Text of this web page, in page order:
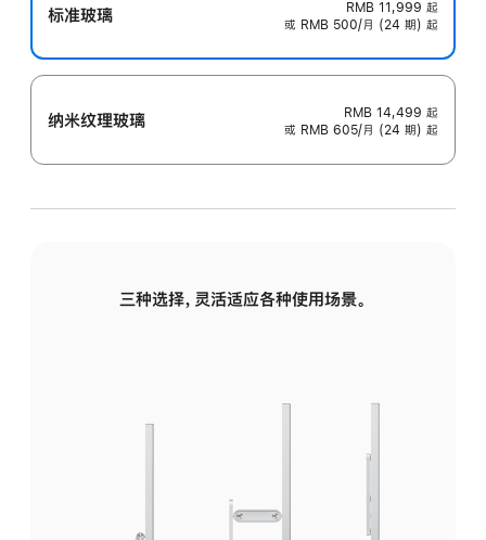
标准玻璃 RMB 11,999 起
或 RMB 500/月 (24 期) 起
纳米纹理玻璃 RMB 14,499 起
或 RMB 605/月 (24 期) 起
三种选择，灵活适应各种使用场景。